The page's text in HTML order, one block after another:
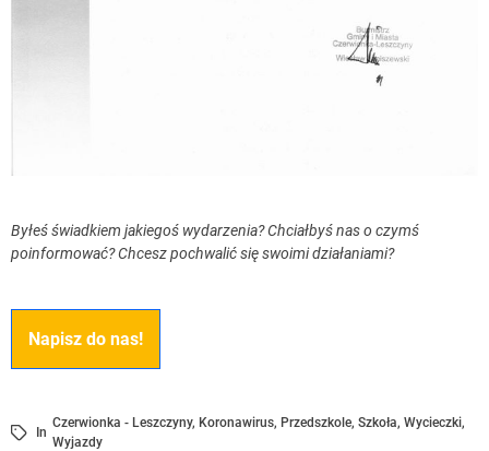
Byłeś świadkiem jakiegoś wydarzenia? Chciałbyś nas o czymś
poinformować? Chcesz pochwalić się swoimi działaniami?
Napisz do nas!
In
Czerwionka - Leszczyny, Koronawirus, Przedszkole, Szkoła, Wycieczki,
Wyjazdy